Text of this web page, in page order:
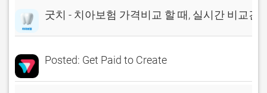
굿치 - 치아보험 가격비교 할 때, 실시간 비교견
Posted: Get Paid to Create